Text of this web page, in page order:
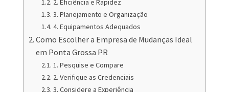
2. Eficiência e Rapidez
3. Planejamento e Organização
4. Equipamentos Adequados
Como Escolher a Empresa de Mudanças Ideal
em Ponta Grossa PR
1. Pesquise e Compare
2. Verifique as Credenciais
3. Considere a Experiência